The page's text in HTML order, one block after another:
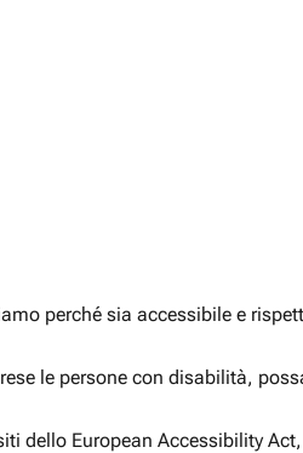
perché sia accessibile e
le persone con disabilità,
dello European Accessibility